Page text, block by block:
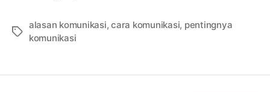
Tags
alasan komunikasi,cara komunikasi, pentingnya
komunikasi